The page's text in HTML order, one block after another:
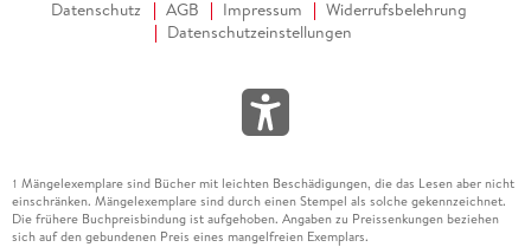
Datenschutz AGB Impressum
Widerrufsbelehrung
Datenschutzeinstellungen
1 Mängelexemplare sind Bücher mit leichten Beschädigungen, die das Lesen aber nicht
einschränken. Mängelexemplare sind durch einen Stempel als solche gekennzeichnet.
Die frühere Buchpreisbindung ist aufgehoben. Angaben zu Preissenkungen beziehen
sich auf den gebundenen Preis eines mangelfreien Exemplars.